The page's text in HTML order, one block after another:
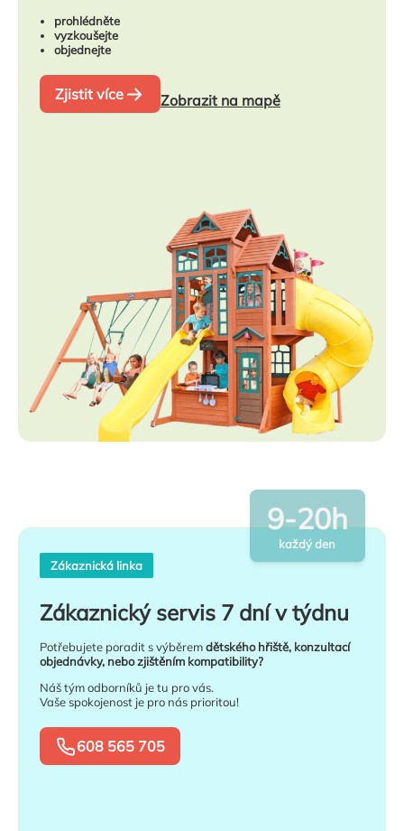
prohlédněte
vyzkoušejte
objednejte
Zjistit více Zobrazit na mapě
Zákaznická linka
Zákaznický servis 7 dní v týdnu
Potřebujete poradit s výběremdětského hřiště, konzultací
objednávky, nebo zjištěním kompatibility?
Náš tým odborníků je tu pro vás.
Vaše spokojenost je pro nás prioritou!
608 565 705
9-20h
každý den